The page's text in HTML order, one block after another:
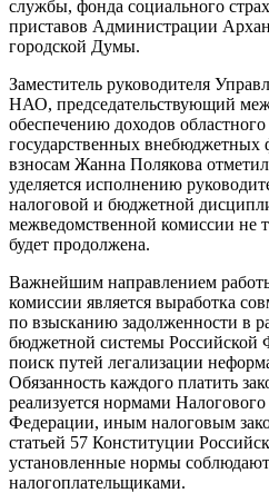
службы, фонда социального
приставов Администрации
городской Думы.
Заместитель руководителя
НАО, председательствующий
обеспечению доходов
государственных внебюджетных
взносам Жанна Полякова
уделяется исполнению
налоговой и бюджетной
межведомственной комиссии не
будет продолжена.
Важнейшим направлением
комиссии является выработка
по взысканию задолженности в
бюджетной системы Российской
поиск путей легализации
Обязанность каждого платить
реализуется нормами
Федерации, иным налоговым
статьей 57 Конституции
установленные нормы
налогоплательщиками.